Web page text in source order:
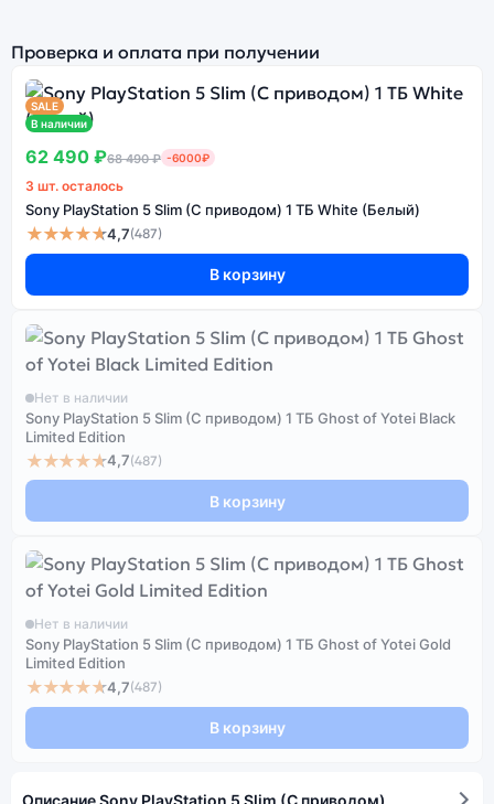
Проверка и оплата при получении
SALE
В наличии
62 490 ₽68 490 ₽ -6000₽
3 шт. осталось
Sony PlayStation 5 Slim (С приводом) 1 ТБ White (Белый)
★★★★★4,7(487)
В корзину
Нет в наличии
Sony PlayStation 5 Slim (С приводом) 1 ТБ Ghost of Yotei Black
Limited Edition
★★★★★4,7(487)
В корзину
Нет в наличии
Sony PlayStation 5 Slim (С приводом) 1 ТБ Ghost of Yotei Gold
Limited Edition
★★★★★4,7(487)
В корзину
Описание Sony PlayStation 5 Slim (C приводом)